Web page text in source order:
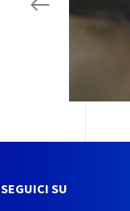
SEGUICI SU